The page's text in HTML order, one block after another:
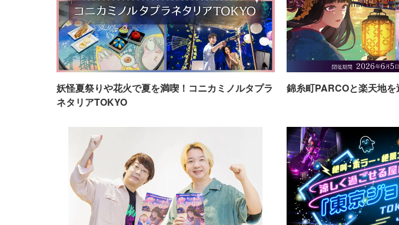
妖怪夏祭りや花火で夏を満喫！コニカミノルタプラ
ネタリアTOKYO
錦糸町PARCOと楽天地を